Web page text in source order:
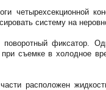
четырехсекционной
систему на
фиксатор.
съемке в холодное
расположен